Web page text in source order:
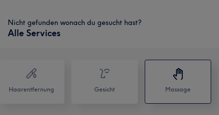
Nicht gefunden wonach du gesucht hast?
Alle Services
Haarentfernung Gesicht Massage